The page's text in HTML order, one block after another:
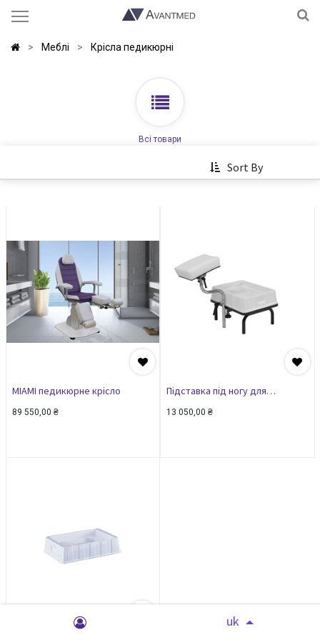
uk
Меблі Крісла педикюрні
Всі товари
Sort By
MIAMI педикюрне крісло
89 550,00 ₴
Підставка під ногу для
педикюру
13 050,00 ₴